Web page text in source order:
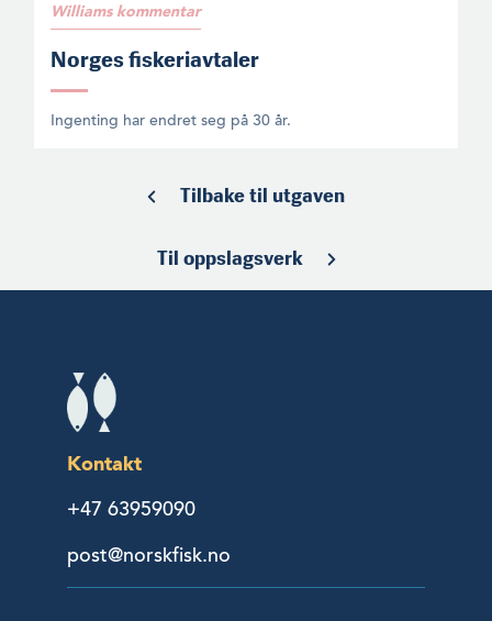
Williams kommentar
Norges fiskeriavtaler
Ingenting har endret seg på 30 år.
Tilbake til utgaven
Til oppslagsverk
Kontakt
+47 63959090
post@norskfisk.no